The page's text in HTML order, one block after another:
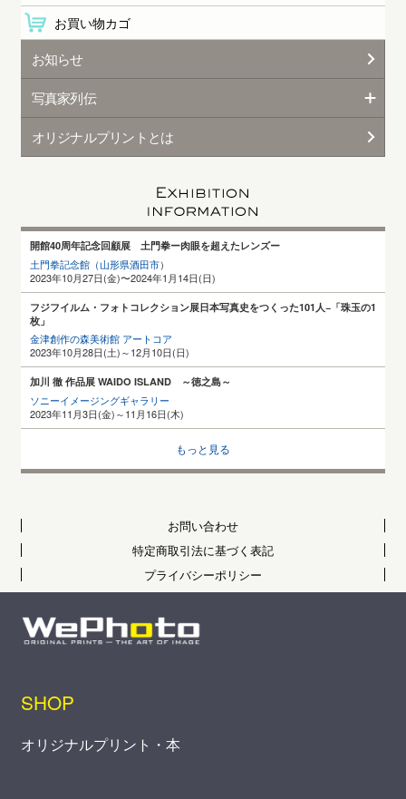
お買い物カゴ
お知らせ
写真家列伝
オリジナルプリントとは
開館40周年記念回顧展 土門拳ー肉眼を超えたレンズー
土門拳記念館（山形県酒田市）
2023年10月27日(金)〜2024年1月14日(日)
フジフイルム・フォトコレクション展日本写真史をつくった101人−「珠玉の1
枚」
金津創作の森美術館 アートコア
2023年10月28日(土)～12月10日(日)
加川 徹 作品展 WAIDO ISLAND ～徳之島～
ソニーイメージングギャラリー
2023年11月3日(金)～11月16日(木)
もっと見る
お問い合わせ
特定商取引法に基づく表記
プライバシーポリシー
SHOP
オリジナルプリント・本